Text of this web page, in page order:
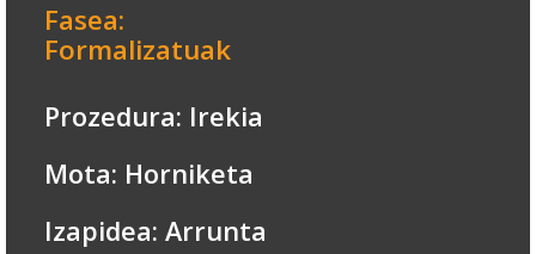
Fasea:
Formalizatuak
Prozedura: Irekia
Mota: Horniketa
Izapidea: Arrunta